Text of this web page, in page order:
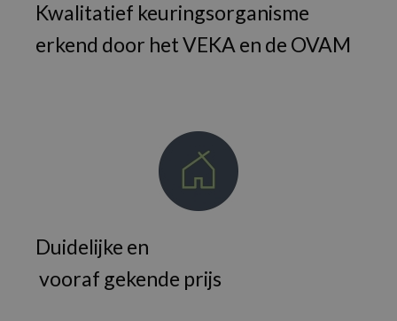
Kwalitatief keuringsorganisme
erkend door het VEKA en de OVAM
Duidelijke en
vooraf gekende prijs